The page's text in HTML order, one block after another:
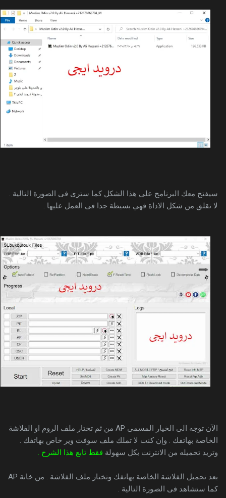
سيفتح معك البرنامج على هذا الشكل كما سترى فى الصورة التالية .
لا تقلق من شكل الاداة فهي بسيطة جدا فى العمل عليها .
الآن توجه الى الخيار المسمى AP من ثم تختار ملف الروم او الفلاشة
الخاصة بهاتفك . وإن كنت لا تملك ملف سوفت وير خاص بهاتفك .
وتريد تحميله من الانترنت بكل سهولة فقط تابع هذا الشرح .
بعد تحميل الفلاشة الخاصة بهاتفك وتختار ملف الفلاشة . من خانة AP
كما ستشاهد فى الصورة التالية .